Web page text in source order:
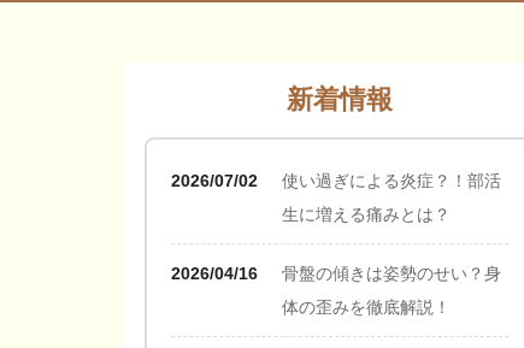
新着情報
2026/07/02
使い過ぎによる炎症？！部活
生に増える痛みとは？
2026/04/16
骨盤の傾きは姿勢のせい？身
体の歪みを徹底解説！